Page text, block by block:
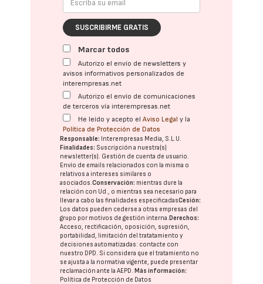
SUSCRIBIRME GRATIS
Marcar todos
Autorizo el envío de newsletters y
avisos informativos personalizados de
interempresas.net
Autorizo el envío de comunicaciones
de terceros vía interempresas.net
He leído y acepto elAviso Legal y la
Política de Protección de Datos
Responsable: Interempresas Media, S.L.U.
Finalidades: Suscripción a nuestra(s)
newsletter(s). Gestión de cuenta de usuario.
Envío de emails relacionados con la misma o
relativos a intereses similares o
asociados.Conservación: mientras dure la
relación con Ud., o mientras sea necesario para
llevar a cabo las finalidades especificadasCesión:
Los datos pueden cederse a otras empresas del
grupo por motivos de gestión interna.Derechos:
Acceso, rectificación, oposición, supresión,
portabilidad, limitación del tratatamiento y
decisiones automatizadas: contacte con
nuestro DPD. Si considera que el tratamiento no
se ajusta a la normativa vigente, puede presentar
reclamación ante laAEPD.Más información:
Política de Protección de Datos